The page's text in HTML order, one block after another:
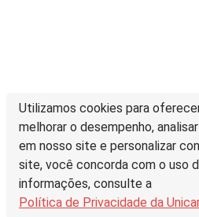
Utilizamos cookies para
melhorar o desempenho,
em nosso site e personalizar
site, você concorda com o uso
informações, consulte a
Política de Privacidade da